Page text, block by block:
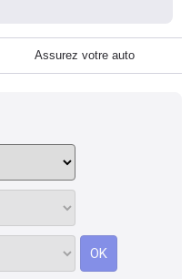
Assurez votre auto
OK